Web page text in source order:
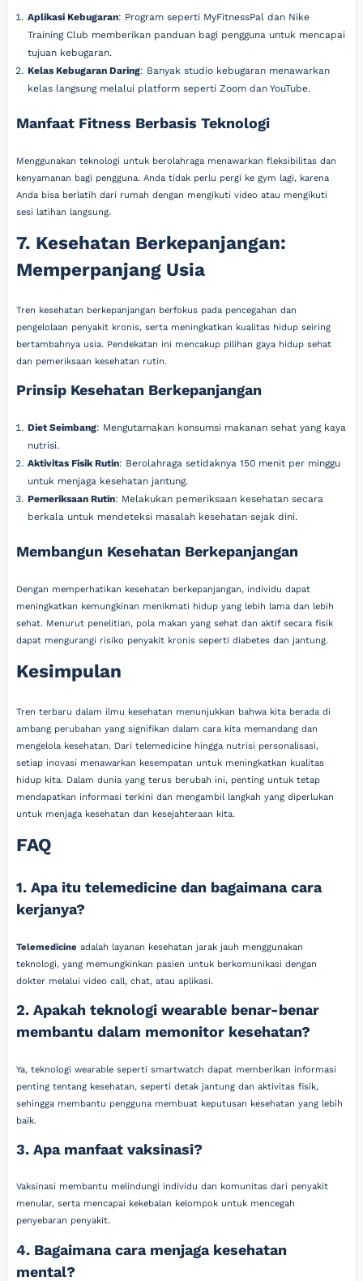
Aplikasi Kebugaran: Program seperti MyFitnessPal dan Nike
Training Club memberikan panduan bagi pengguna untuk mencapai
tujuan kebugaran.
Kelas Kebugaran Daring: Banyak studio kebugaran menawarkan
kelas langsung melalui platform seperti Zoom dan YouTube.
Manfaat Fitness Berbasis Teknologi
Menggunakan teknologi untuk berolahraga menawarkan fleksibilitas dan
kenyamanan bagi pengguna. Anda tidak perlu pergi ke gym lagi, karena
Anda bisa berlatih dari rumah dengan mengikuti video atau mengikuti
sesi latihan langsung.
7. Kesehatan Berkepanjangan:
Memperpanjang Usia
Tren kesehatan berkepanjangan berfokus pada pencegahan dan
pengelolaan penyakit kronis, serta meningkatkan kualitas hidup seiring
bertambahnya usia. Pendekatan ini mencakup pilihan gaya hidup sehat
dan pemeriksaan kesehatan rutin.
Prinsip Kesehatan Berkepanjangan
Diet Seimbang: Mengutamakan konsumsi makanan sehat yang kaya
nutrisi.
Aktivitas Fisik Rutin: Berolahraga setidaknya 150 menit per minggu
untuk menjaga kesehatan jantung.
Pemeriksaan Rutin: Melakukan pemeriksaan kesehatan secara
berkala untuk mendeteksi masalah kesehatan sejak dini.
Membangun Kesehatan Berkepanjangan
Dengan memperhatikan kesehatan berkepanjangan, individu dapat
meningkatkan kemungkinan menikmati hidup yang lebih lama dan lebih
sehat. Menurut penelitian, pola makan yang sehat dan aktif secara fisik
dapat mengurangi risiko penyakit kronis seperti diabetes dan jantung.
Kesimpulan
Tren terbaru dalam ilmu kesehatan menunjukkan bahwa kita berada di
ambang perubahan yang signifikan dalam cara kita memandang dan
mengelola kesehatan. Dari telemedicine hingga nutrisi personalisasi,
setiap inovasi menawarkan kesempatan untuk meningkatkan kualitas
hidup kita. Dalam dunia yang terus berubah ini, penting untuk tetap
mendapatkan informasi terkini dan mengambil langkah yang diperlukan
untuk menjaga kesehatan dan kesejahteraan kita.
FAQ
1. Apa itu telemedicine dan bagaimana cara
kerjanya?
Telemedicine adalah layanan kesehatan jarak jauh menggunakan
teknologi, yang memungkinkan pasien untuk berkomunikasi dengan
dokter melalui video call, chat, atau aplikasi.
2. Apakah teknologi wearable benar-benar
membantu dalam memonitor kesehatan?
Ya, teknologi wearable seperti smartwatch dapat memberikan informasi
penting tentang kesehatan, seperti detak jantung dan aktivitas fisik,
sehingga membantu pengguna membuat keputusan kesehatan yang lebih
baik.
3. Apa manfaat vaksinasi?
Vaksinasi membantu melindungi individu dan komunitas dari penyakit
menular, serta mencapai kekebalan kelompok untuk mencegah
penyebaran penyakit.
4. Bagaimana cara menjaga kesehatan
mental?